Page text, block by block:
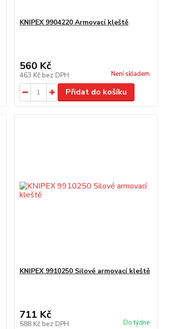
KNIPEX 9904220 Armovací kleště
560 Kč
463 Kč bez DPH Není skladem
Přidat do košíku
KNIPEX 9910250 Silové armovací kleště
711 Kč
588 Kč bez DPH Do týdne